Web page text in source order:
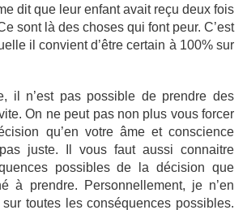
dit que leur enfant avait reçu deux fois
sont là des choses qui font peur. C’est
il convient d’être certain à 100% sur
il n’est pas possible de prendre des
On ne peut pas non plus vous forcer
qu’en votre âme et conscience
juste. Il vous faut aussi connaitre
possibles de la décision que
à prendre. Personnellement, je n’en
toutes les conséquences possibles.